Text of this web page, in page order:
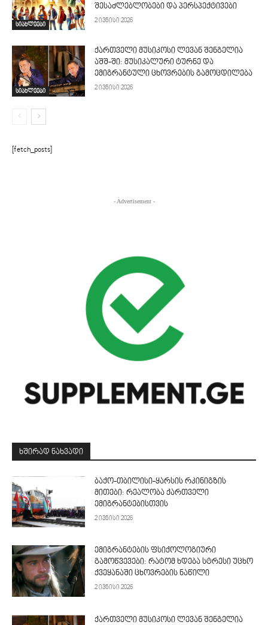
სიახლეები
შესაძლებლობები და პერსპექტივები
2 ივნისი 2026
სიახლეები
ქართველი მუსიკოსი ლევან შენგელია
აშშ-ში: მუსიკალური ტურნე და
ემიგრანტული ცხოვრების გამოცდილება
2 ივნისი 2026
[fetch_posts]
- Advertisement -
ᲮᲨᲘᲠᲐᲓ ᲜᲐᲮᲕᲐᲓᲘ
ბაქო-თბილისი-ყარსის რკინიგზის
მითები: რეალობა ქართველი
ემიგრანტებისთვის
2 ივნისი 2026
ემიგრანტების ფსიქოლოგიური
გამოწვევები: რატომ ხდება სტრესი უცხო
ქვეყანაში ცხოვრების ნაწილი
2 ივნისი 2026
ქართველი მუსიკოსი ლევან შენგელია